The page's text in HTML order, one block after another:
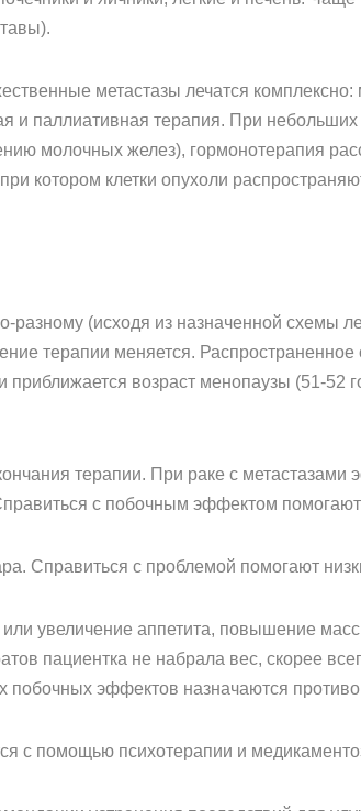
метастазы лечатся комплексно:
и паллиативная терапия. При
молочных желез), гормонотерапия
котором клетки опухоли
(исходя из назначенной схемы
терапии меняется. Распространенное
возраст менопаузы (51-52
терапии. При раке c метастазами
с побочным эффектом
Справиться с проблемой помогают
увеличение аппетита, повышение
пациентка не набрала вес, скорее
побочных эффектов назначаются
с помощью психотерапии и